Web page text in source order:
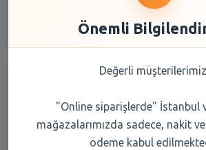
Önemli
Değerli
"Online siparişlerde" İstanbul
mağazalarımızda sadece, nakit
ödeme kabul